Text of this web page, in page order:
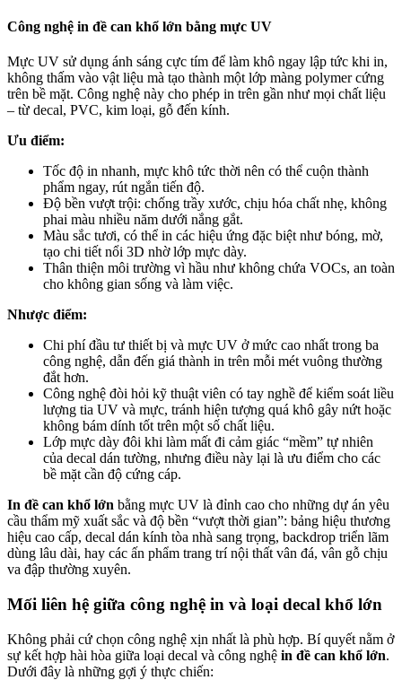
Công nghệ in đề can khổ lớn bằng mực UV
Mực UV sử dụng ánh sáng cực tím để làm khô ngay lập tức khi in,
không thấm vào vật liệu mà tạo thành một lớp màng polymer cứng
trên bề mặt. Công nghệ này cho phép in trên gần như mọi chất liệu
– từ decal, PVC, kim loại, gỗ đến kính.
Ưu điểm:
Tốc độ in nhanh, mực khô tức thời nên có thể cuộn thành
phẩm ngay, rút ngắn tiến độ.
Độ bền vượt trội: chống trầy xước, chịu hóa chất nhẹ, không
phai màu nhiều năm dưới nắng gắt.
Màu sắc tươi, có thể in các hiệu ứng đặc biệt như bóng, mờ,
tạo chi tiết nổi 3D nhờ lớp mực dày.
Thân thiện môi trường vì hầu như không chứa VOCs, an toàn
cho không gian sống và làm việc.
Nhược điểm:
Chi phí đầu tư thiết bị và mực UV ở mức cao nhất trong ba
công nghệ, dẫn đến giá thành in trên mỗi mét vuông thường
đắt hơn.
Công nghệ đòi hỏi kỹ thuật viên có tay nghề để kiểm soát liều
lượng tia UV và mực, tránh hiện tượng quá khô gây nứt hoặc
không bám dính tốt trên một số chất liệu.
Lớp mực dày đôi khi làm mất đi cảm giác “mềm” tự nhiên
của decal dán tường, nhưng điều này lại là ưu điểm cho các
bề mặt cần độ cứng cáp.
In đề can khổ lớn bằng mực UV là đỉnh cao cho những dự án yêu
cầu thẩm mỹ xuất sắc và độ bền “vượt thời gian”: bảng hiệu thương
hiệu cao cấp, decal dán kính tòa nhà sang trọng, backdrop triển lãm
dùng lâu dài, hay các ấn phẩm trang trí nội thất vân đá, vân gỗ chịu
va đập thường xuyên.
Mối liên hệ giữa công nghệ in và loại decal khổ lớn
Không phải cứ chọn công nghệ xịn nhất là phù hợp. Bí quyết nằm ở
sự kết hợp hài hòa giữa loại decal và công nghệ in đề can khổ lớn.
Dưới đây là những gợi ý thực chiến: